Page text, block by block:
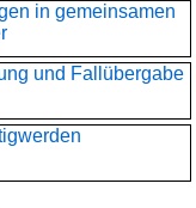
in gemeinsamen
und Fallübergabe